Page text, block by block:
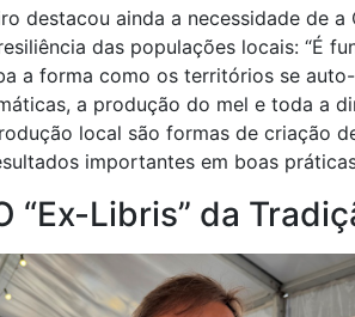
destacou ainda a necessidade de a
das populações locais: “É
a forma como os territórios se
a produção do mel e toda a
local são formas de criação
importantes em boas
“Ex-Libris” da